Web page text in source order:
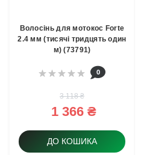
Волосінь для мотокос Forte
2.4 мм (тисячі тридцять один
м) (73791)
0
3 118 ₴
1 366 ₴
ДО КОШИКА